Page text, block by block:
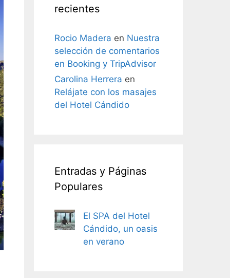
recientes
Rocio Madera en Nuestra
selección de comentarios
en Booking y TripAdvisor
Carolina Herrera en
Relájate con los masajes
del Hotel Cándido
Entradas y Páginas
Populares
El SPA del Hotel
Cándido, un oasis
en verano